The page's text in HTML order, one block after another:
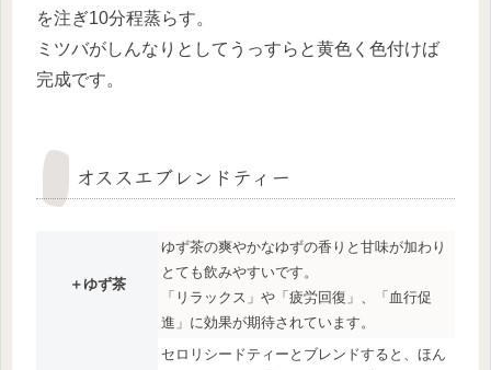
を注ぎ10分程蒸らす。
ミツバがしんなりとしてうっすらと黄色く色付けば
完成です。
オススエブレンドティー
＋ゆず茶
ゆず茶の爽やかなゆずの香りと甘味が加わり
とても飲みやすいです。
「リラックス」や「疲労回復」、「血行促
進」に効果が期待されています。
セロリシードティーとブレンドすると、ほん